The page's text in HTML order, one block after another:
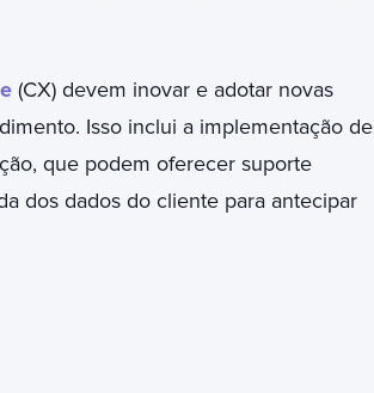
(CX) devem inovar e adotar novas
Isso inclui a implementação de
que podem oferecer suporte
dos dados do cliente para antecipar